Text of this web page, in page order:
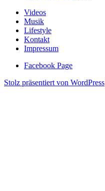
Videos
Musik
Lifestyle
Kontakt
Impressum
Facebook Page
Stolz präsentiert von WordPress